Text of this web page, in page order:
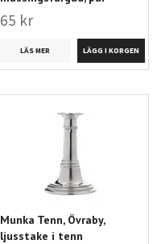
65 kr
LÄS MER
Munka Tenn, Övraby,
ljusstake i tenn